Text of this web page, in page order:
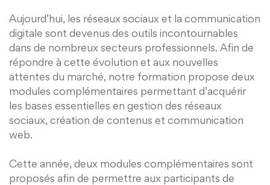
Aujourd’hui, les réseaux sociaux et la communication
digitale sont devenus des outils incontournables
dans de nombreux secteurs professionnels. Afin de
répondre à cette évolution et aux nouvelles
attentes du marché, notre formation propose deux
modules complémentaires permettant d’acquérir
les bases essentielles en gestion des réseaux
sociaux, création de contenus et communication
web.
Cette année, deux modules complémentaires sont
proposés afin de permettre aux participants de